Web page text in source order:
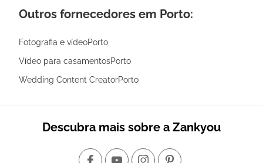
Outros fornecedores em Porto:
Fotografia e vídeoPorto
Vídeo para casamentosPorto
Wedding Content CreatorPorto
Descubra mais sobre a Zankyou